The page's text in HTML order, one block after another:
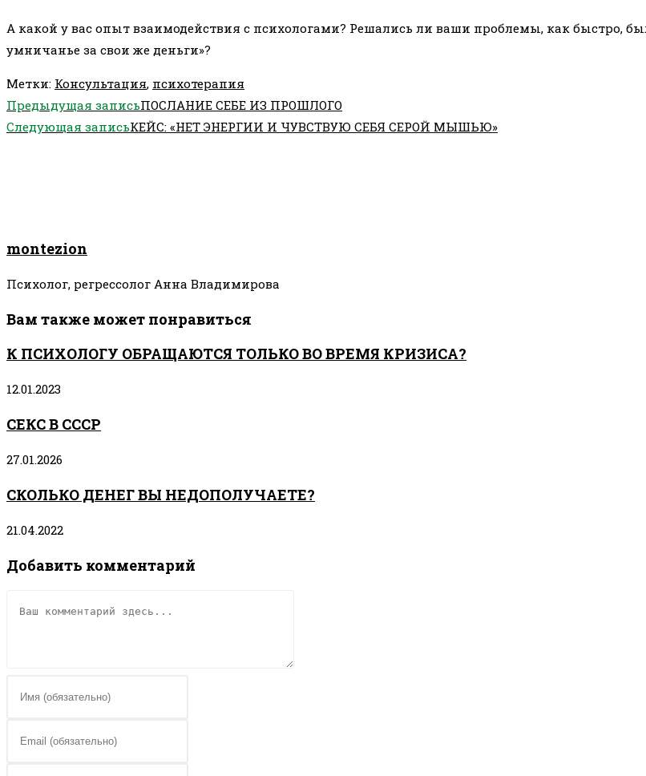
А какой у вас опыт взаимодействия с психологами? Решались ли ваши проблемы, как быстро,
умничанье за свои же деньги»?
Метки: Консультация, психотерапия
Еще
статьи
Предыдущая записьПОСЛАНИЕ СЕБЕ ИЗ ПРОШЛОГО
Следующая записьКЕЙС: «НЕТ ЭНЕРГИИ И ЧУВСТВУЮ СЕБЯ СЕРОЙ МЫШЬЮ»
montezion
Психолог, регрессолог Анна Владимирова
Вам также может понравиться
К ПСИХОЛОГУ ОБРАЩАЮТСЯ ТОЛЬКО ВО ВРЕМЯ КРИЗИСА?
12.01.2023
СЕКС В СССР
27.01.2026
СКОЛЬКО ДЕНЕГ ВЫ НЕДОПОЛУЧАЕТЕ?
21.04.2022
Добавить комментарий
или